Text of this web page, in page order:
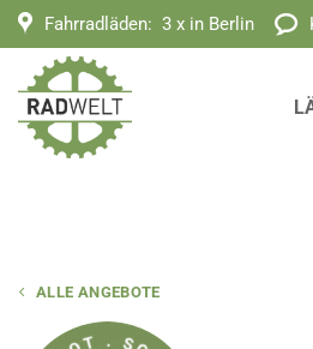
Zum
Inhalt
springen
Fahrradläden: 3 x in Berlin
ALLE ANGEBOTE